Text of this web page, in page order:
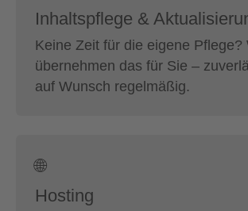
Inhaltspflege &
Keine Zeit für die eigene Pflege?
übernehmen das für Sie –
auf Wunsch regelmäßig.
🌐
Hosting